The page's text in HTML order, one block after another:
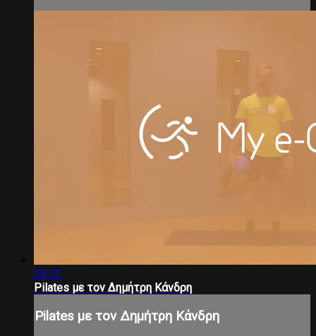
28:32
Pilates με τον Δημήτρη Κάνδρη
Pilates με τον Δημήτρη Κάνδρη